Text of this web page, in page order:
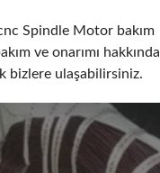
Spindle Motor bakım
ve onarımı hakkında
bizlere ulaşabilirsiniz.